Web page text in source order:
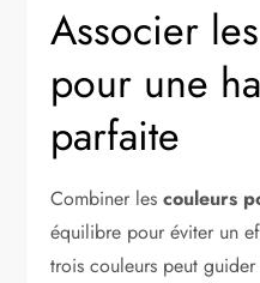
Associer
pour une
parfaite
Combiner les couleurs
équilibre pour éviter un
trois couleurs peut